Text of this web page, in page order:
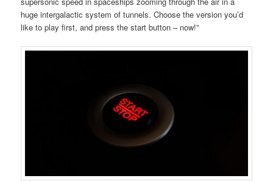
huge intergalactic system of tunnels. Choose the version you’d
like to play first, and press the start button – now!”